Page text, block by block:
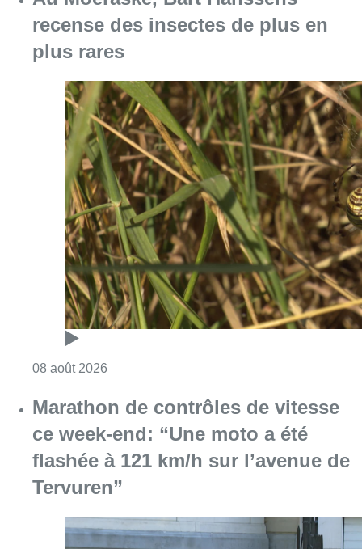
recense des insectes de plus en
plus rares
08 août 2026
Marathon de contrôles de vitesse
ce week-end: “Une moto a été
flashée à 121 km/h sur l’avenue de
Tervuren”